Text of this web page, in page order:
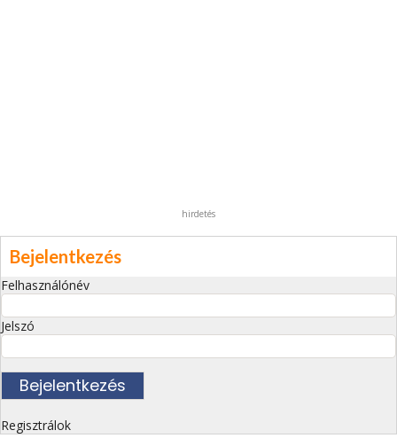
hirdetés
Bejelentkezés
Felhasználónév
Jelszó
Regisztrálok